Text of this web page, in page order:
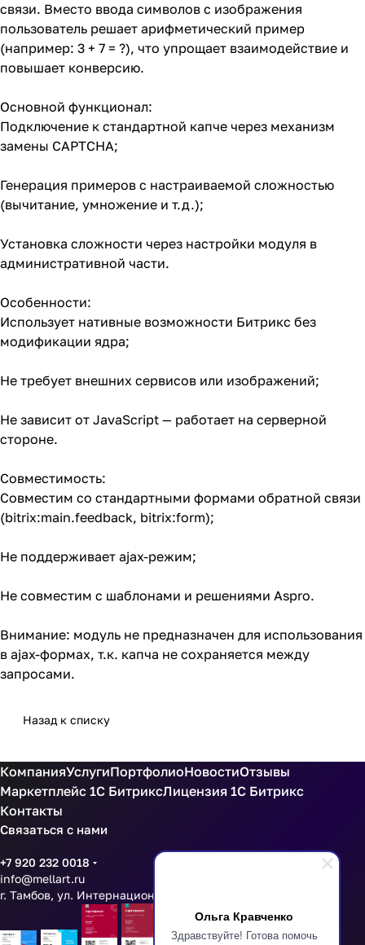
Ольга Кравченко
Здравствуйте! Готова помочь
связи. Вместо ввода символов с изображения
пользователь решает арифметический пример
(например: 3 + 7 = ?), что упрощает взаимодействие и
повышает конверсию.
Основной функционал:
Подключение к стандартной капче через механизм
замены CAPTCHA;
Генерация примеров с настраиваемой сложностью
(вычитание, умножение и т.д.);
Установка сложности через настройки модуля в
административной части.
Особенности:
Использует нативные возможности Битрикс без
модификации ядра;
Не требует внешних сервисов или изображений;
Не зависит от JavaScript — работает на серверной
стороне.
Совместимость:
Совместим со стандартными формами обратной связи
(bitrix:main.feedback, bitrix:form);
Не поддерживает ajax-режим;
Не совместим с шаблонами и решениями Aspro.
Внимание: модуль не предназначен для использования
в ajax-формах, т.к. капча не сохраняется между
запросами.
Назад к списку
КомпанияУслугиПортфолиоНовостиОтзывы
Маркетплейс 1С БитриксЛицензия 1С Битрикс
Контакты
Связаться с нами
+7 920 232 0018
info@mellart.ru
г. Тамбов, ул. Интернациональная 16 оф 201